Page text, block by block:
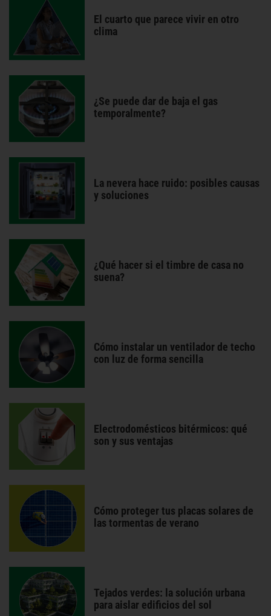
El cuarto que parece vivir en otro
clima
¿Se puede dar de baja el gas
temporalmente?
La nevera hace ruido: posibles causas
y soluciones
¿Qué hacer si el timbre de casa no
suena?
Cómo instalar un ventilador de techo
con luz de forma sencilla
Electrodomésticos bitérmicos: qué
son y sus ventajas
Cómo proteger tus placas solares de
las tormentas de verano
Tejados verdes: la solución urbana
para aislar edificios del sol